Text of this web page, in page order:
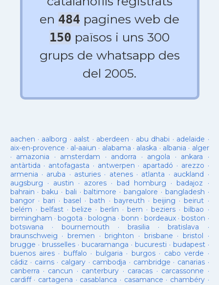
en 484 pagines web de
150 països i uns 300
grups de whatsapp des
del 2005.
aachen · aalborg · aalst · aberdeen · abu dhabi · adelaide ·
aix-en-provence · al-aaiun · alabama · alaska · albania · alger
· amazonia · amsterdam · andorra · angola · ankara ·
antàrtida · antofagasta · antwerpen · apartadó · arezzo ·
armenia · aruba · asturies· atenes· atlanta · auckland ·
augsburg · austin · azores·bad homburg ·badajoz ·
bahrain ·baku · bali ·baltimore ·bangalore · bangladesh ·
bangor· bari ·basel ·bath · bayreuth ·beijing ·beirut ·
belém · belfast· belize · berlin ·bern ·beziers ·bilbao ·
birmingham · bogota · bologna ·bonn ·bordeaux ·boston ·
botswana · bournemouth ·brasilia ·bratislava ·
braunschweig · bremen ·brighton · brisbane · bristol ·
brugge · brusselles· bucaramanga · bucuresti · budapest·
buenos aires· buffalo · bulgaria · burgos· cabo verde ·
cádiz · cairns· calgary · cambodja · cambridge · canarias·
canberra · cancun · canterbury · caracas · carcassonne ·
cardiff· cartagena · casablanca · casamance · chambéry·